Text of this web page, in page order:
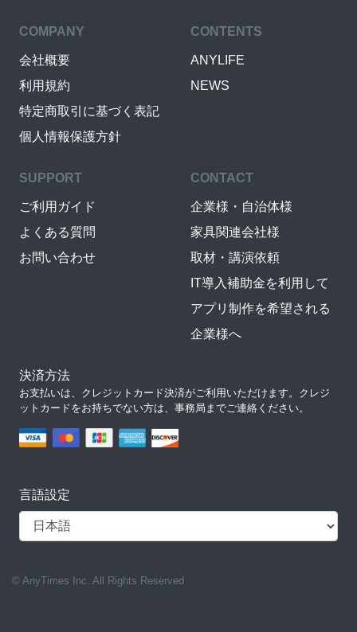
COMPANY
会社概要
利用規約
特定商取引に基づく表記
個人情報保護方針
CONTENTS
ANYLIFE
NEWS
SUPPORT
ご利用ガイド
よくある質問
お問い合わせ
CONTACT
企業様・自治体様
家具関連会社様
取材・講演依頼
IT導入補助金を利用して
アプリ制作を希望される
企業様へ
決済方法
お支払いは、クレジットカード決済がご利用いただけます。クレジ
ットカードをお持ちでない方は、事務局までご連絡ください。
言語設定
© AnyTimes Inc. All Rights Reserved